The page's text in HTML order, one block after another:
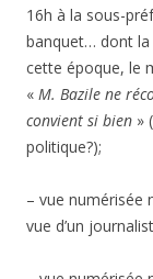
16h à la sous-
banquet… dont la
cette époque, le
« M. Bazile ne
convient si bien »
politique?);
– vue numérisée
vue d’un